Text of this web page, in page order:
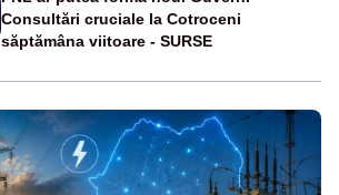
Consultări cruciale la Cotroceni
săptămâna viitoare - SURSE